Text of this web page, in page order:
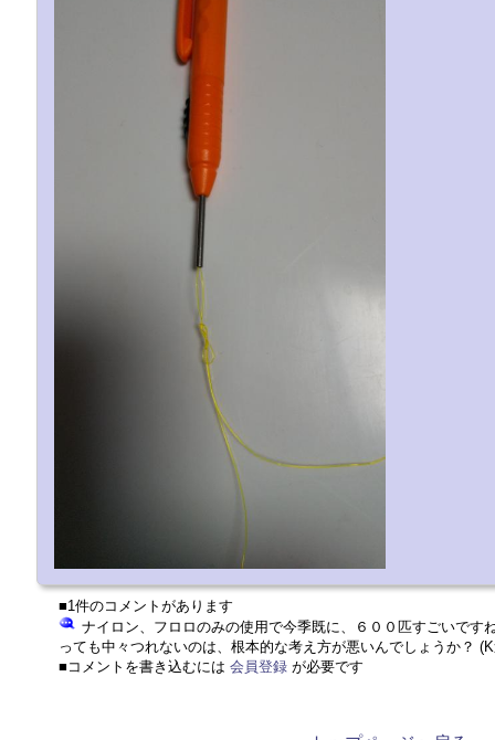
■1件のコメントがあります
ナイロン、フロロのみの使用で今季既に、６００匹すごいです
っても中々つれないのは、根本的な考え方が悪いんでしょうか？
■コメントを書き込むには 会員登録 が必要です